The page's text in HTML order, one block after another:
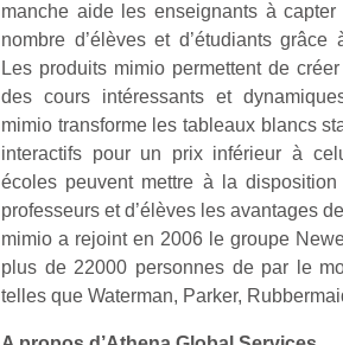
manche aide les enseignants à capter
nombre d’élèves et d’étudiants grâce
Les produits mimio permettent de
des cours intéressants et
mimio transforme les tableaux blancs
interactifs pour un prix inférieur à
écoles peuvent mettre à la
professeurs et d’élèves les avantages
mimio a rejoint en 2006 le groupe
plus de 22000 personnes de par le
telles que Waterman, Parker,
NextGen,
une
nouvelle
trottinette
mécanique
Beeper
Les
enfants
débordent
souvent
d’énergie.
occupations
Des
trampolines
pour les
grands et
les petits !
Durant les
et avec le
retour des
beaux